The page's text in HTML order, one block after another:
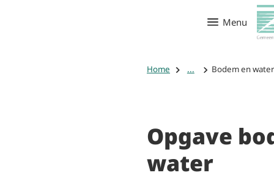
Menu
Home ... Bodem en water
Opgave
water